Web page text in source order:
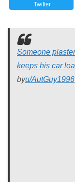
Twitter
Someone
keeps his car
byu/AutGuy1996